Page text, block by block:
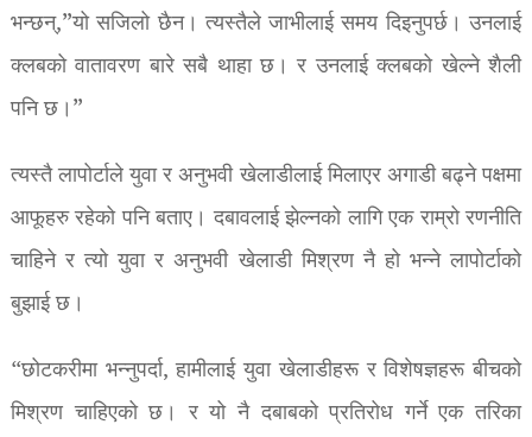
भन्छन्,”यो सजिलो छैन। त्यस्तैले जाभीलाई समय दिइनुपर्छ। उनलाई
क्लबको वातावरण बारे सबै थाहा छ। र उनलाई क्लबको खेल्ने शैली
पनि छ।”
त्यस्तै लापोर्टाले युवा र अनुभवी खेलाडीलाई मिलाएर अगाडी बढ्ने पक्षमा
आफूहरु रहेको पनि बताए। दबावलाई झेल्नको लागि एक राम्रो रणनीति
चाहिने र त्यो युवा र अनुभवी खेलाडी मिश्रण नै हो भन्ने लापोर्टाको
बुझाई छ।
“छोटकरीमा भन्नुपर्दा, हामीलाई युवा खेलाडीहरू र विशेषज्ञहरू बीचको
मिश्रण चाहिएको छ। र यो नै दबाबको प्रतिरोध गर्ने एक तरिका